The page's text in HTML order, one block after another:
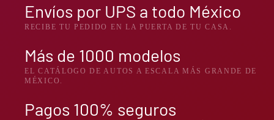
Envíos por UPS a todo México
RECIBE TU PEDIDO EN LA PUERTA DE TU CASA.
Más de 1000 modelos
EL CATÁLOGO DE AUTOS A ESCALA MÁS GRANDE DE
MÉXICO.
Pagos 100% seguros